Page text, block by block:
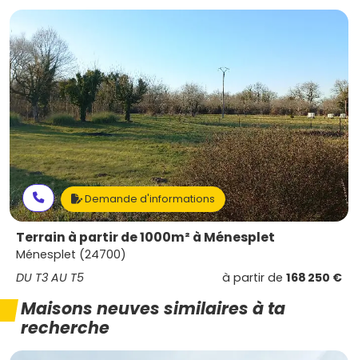
Demande d'informations
Terrain à partir de 1000m² à Ménesplet
Ménesplet (24700)
DU T3 AU T5
à partir de 168 250 €
Maisons neuves similaires à ta
recherche